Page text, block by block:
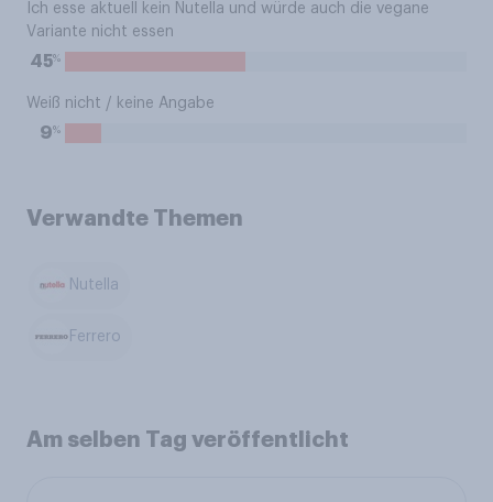
Ich esse aktuell kein Nutella und würde auch die vegane
Variante nicht essen
45%
Weiß nicht / keine Angabe
9%
Verwandte Themen
Nutella
Ferrero
Am selben Tag veröffentlicht